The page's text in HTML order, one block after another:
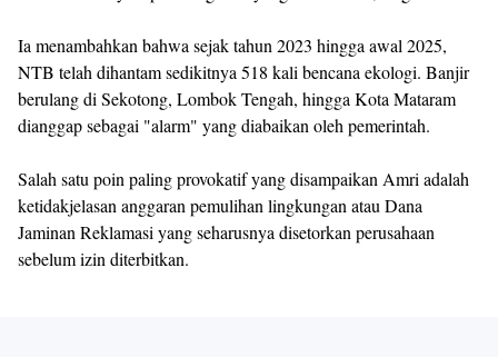
Ia menambahkan bahwa sejak tahun 2023 hingga awal 2025,
NTB telah dihantam sedikitnya 518 kali bencana ekologi. Banjir
berulang di Sekotong, Lombok Tengah, hingga Kota Mataram
dianggap sebagai "alarm" yang diabaikan oleh pemerintah.
Salah satu poin paling provokatif yang disampaikan Amri adalah
ketidakjelasan anggaran pemulihan lingkungan atau Dana
Jaminan Reklamasi yang seharusnya disetorkan perusahaan
sebelum izin diterbitkan.